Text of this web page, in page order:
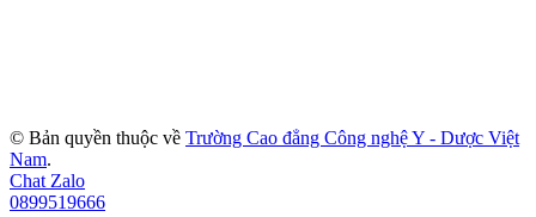
© Bản quyền thuộc về Trường Cao đẳng Công nghệ Y - Dược Việt
Nam.
Chat Zalo
0899519666